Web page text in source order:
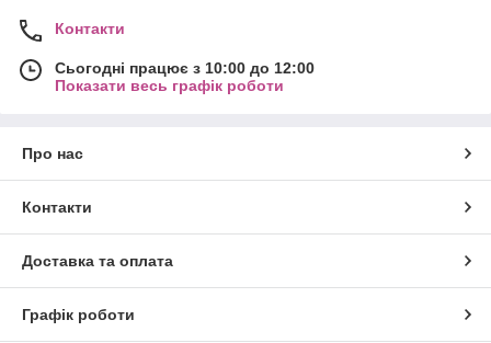
Контакти
Сьогодні працює з 10:00 до 12:00
Показати весь графік роботи
Про нас
Контакти
Доставка та оплата
Графік роботи